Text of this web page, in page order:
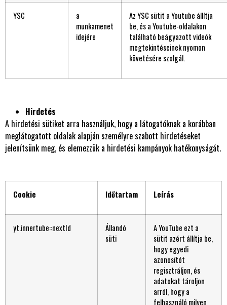
YSC
a
munkamenet
idejére
Az YSC sütit a Youtube állítja
be, és a Youtube-oldalakon
található beágyazott videók
megtekintéseinek nyomon
követésére szolgál.
Hirdetés
A hirdetési sütiket arra használjuk, hogy a látogatóknak a korábban
meglátogatott oldalak alapján személyre szabott hirdetéseket
jelenítsünk meg, és elemezzük a hirdetési kampányok hatékonyságát.
Cookie Időtartam Leírás
yt.innertube::nextId
Állandó
süti
A YouTube ezt a
sütit azért állítja be,
hogy egyedi
azonosítót
regisztráljon, és
adatokat tároljon
arról, hogy a
felhasználó milyen